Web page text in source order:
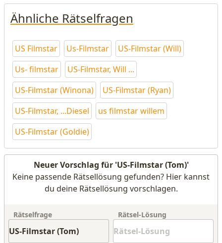
Ähnliche Rätselfragen
US Filmstar Us-Filmstar
US-Filmstar (Will)
Us- filmstar
US-Filmstar, Will ...
US-Filmstar (Winona)
US-Filmstar (Ryan)
US-Filmstar, ...Diesel
us filmstar willem
US-Filmstar (Goldie)
Neuer Vorschlag für 'US-Filmstar (Tom)'
Keine passende Rätsellösung gefunden? Hier kannst
du deine Rätsellösung vorschlagen.
Rätselfrage Rätsel-Lösung